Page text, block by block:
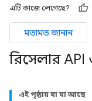
এটি কাজে লেগেছে?
মতামত জানান
রিসেলার
এই পৃষ্ঠায় যা যা আছে